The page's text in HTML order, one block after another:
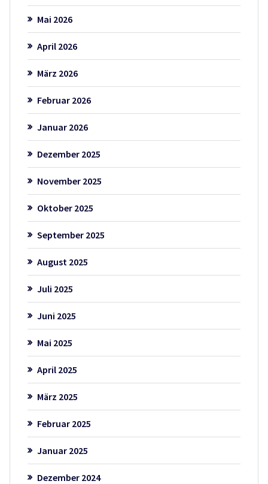
Mai 2026
April 2026
März 2026
Februar 2026
Januar 2026
Dezember 2025
November 2025
Oktober 2025
September 2025
August 2025
Juli 2025
Juni 2025
Mai 2025
April 2025
März 2025
Februar 2025
Januar 2025
Dezember 2024